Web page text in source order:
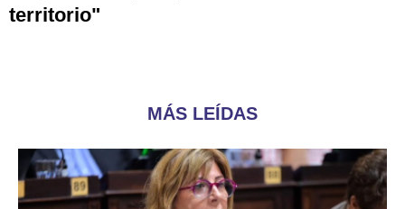
territorio"
MÁS LEÍDAS